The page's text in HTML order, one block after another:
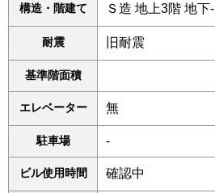
構造・階建て Ｓ造 地上3階 地下-
耐震 旧耐震
基準階面積
エレベーター 無
駐車場 -
ビル使用時間 確認中